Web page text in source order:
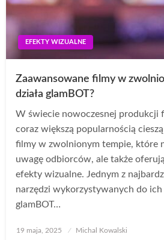
EFEKTY WIZUALNE
Zaawansowane filmy w
działa glamBOT?
W świecie nowoczesnej produkcji
coraz większą popularnością
filmy w zwolnionym tempie, które
uwagę odbiorców, ale także
efekty wizualne. Jednym z
narzędzi wykorzystywanych do
glamBOT…
Opublikowane
19 maja, 2025 Michal Kowalski